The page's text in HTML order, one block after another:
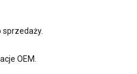
OEM.